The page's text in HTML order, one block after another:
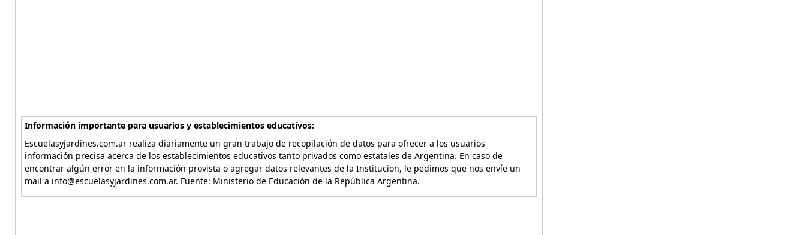
Información importante para usuarios y establecimientos educativos:
Escuelasyjardines.com.ar realiza diariamente un gran trabajo de recopilación de datos para ofrecer a los usuarios
información precisa acerca de los establecimientos educativos tanto privados como estatales de Argentina. En caso de
encontrar algún error en la información provista o agregar datos relevantes de la Institucion, le pedimos que nos envíe un
mail a info@escuelasyjardines.com.ar. Fuente: Ministerio de Educación de la República Argentina.